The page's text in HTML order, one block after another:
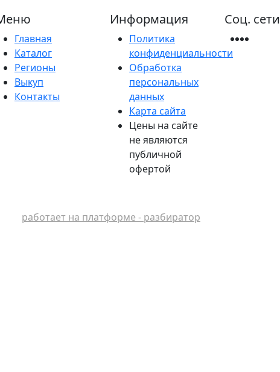
Главная
Каталог
Регионы
Выкуп
Контакты
Информация
Политика
конфиденциальности
Обработка
персональных
данных
Карта сайта
Цены на сайте
не являются
публичной
офертой
Соц. сети
работает на платформе - разбиратор